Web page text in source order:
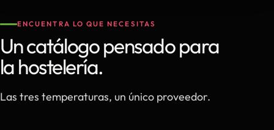
ENCUENTRA LO QUE NECESITAS
Un catálogo pensado para
la hostelería.
Las tres temperaturas, un único proveedor.